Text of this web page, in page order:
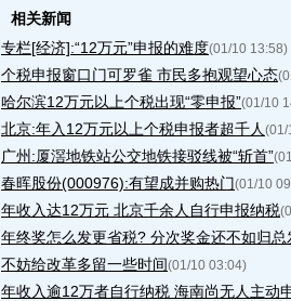
相关新闻
专栏[经济]:“12万元”申报的难度(01/10 13:58)
个税申报窗口门可罗雀 市民多抱观望心态
哈尔滨12万元以上个税出现“零申报”(01/10
北京:年入12万元以上个税申报者超千人 (01/
广州:厦滘地铁站公交地铁接驳线被“斩首”
春晖股份(000976):有望成并购热门(01/10
年收入达12万元 北京千余人自行申报纳税
年终奖怎么发更省税? 分次奖金还不如归总
不妨给改革多留一些时间(01/10 03:04)
年收入逾12万者自行纳税 海南尚无人主动